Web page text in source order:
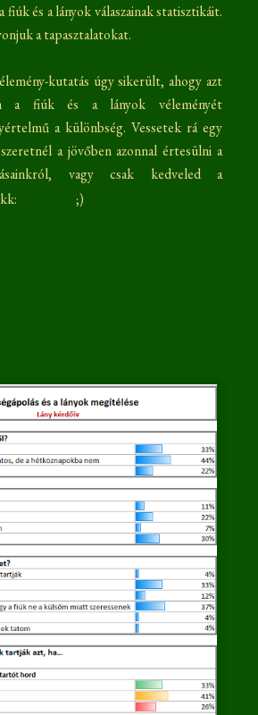
fiúk és a lányok válaszainak statisztikáit.
a tapasztalatokat.
kutatás úgy sikerült, ahogy azt
a fiúk és a lányok véleményét
a különbség. Vessetek rá egy
a jövőben azonnal értesülni a
vagy csak kedveled a
;)